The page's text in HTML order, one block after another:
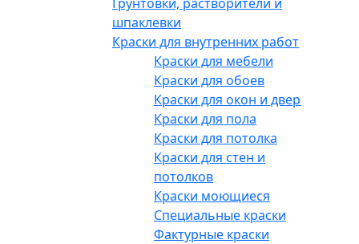
шпаклевки
Краски для внутренних работ
Краски для мебели
Краски для обоев
Краски для окон и дверей
Краски для пола
Краски для потолка
Краски для стен и
потолков
Краски моющиеся
Специальные краски
Фактурные краски